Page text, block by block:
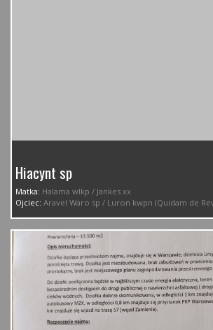
Hiacynt sp
Matka: Halama wlkp / Jankes xx
Ojciec: Aravel Waro sp / Luron kwpn (Quidam de